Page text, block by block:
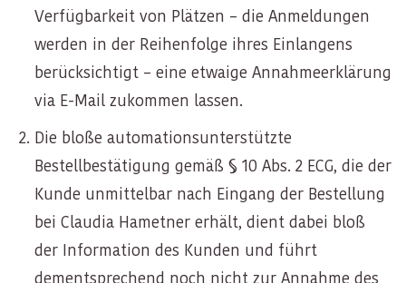
Verfügbarkeit von Plätzen – die Anmeldungen
werden in der Reihenfolge ihres Einlangens
berücksichtigt – eine etwaige Annahmeerklärung
via E-Mail zukommen lassen.
Die bloße automationsunterstützte
Bestellbestätigung gemäß § 10 Abs. 2 ECG, die der
Kunde unmittelbar nach Eingang der Bestellung
bei Claudia Hametner erhält, dient dabei bloß
der Information des Kunden und führt